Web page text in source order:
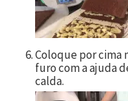
Coloque por cima
furo com a ajuda
calda.